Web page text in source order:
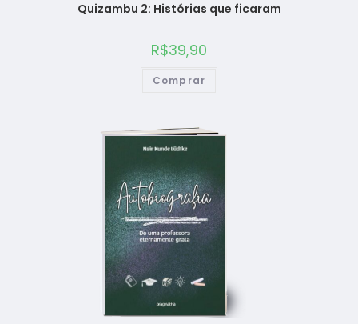
Quizambu 2: Histórias que ficaram
R$39,90
Comprar